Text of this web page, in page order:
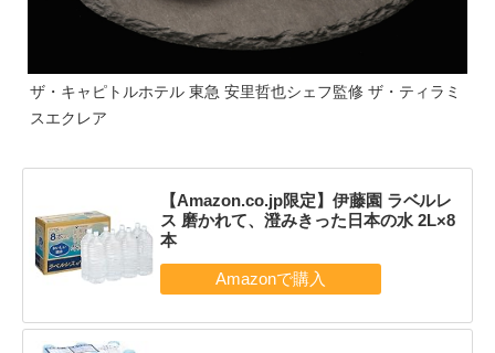
ザ・キャピトルホテル 東急 安里哲也シェフ監修 ザ・ティラミ
スエクレア
【Amazon.co.jp限定】伊藤園 ラベルレ
ス 磨かれて、澄みきった日本の水 2L×8
本